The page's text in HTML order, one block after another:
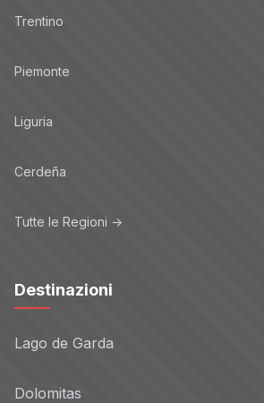
Trentino
Piemonte
Liguria
Cerdeña
Tutte le Regioni →
Destinazioni
Lago de Garda
Dolomitas